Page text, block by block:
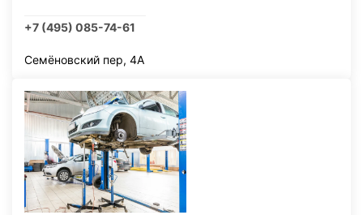
+7 (495) 085-74-61
Семёновский пер, 4А